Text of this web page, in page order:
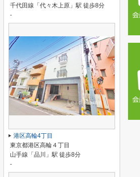
千代田線「代々木上原」駅 徒歩8分
-
港区高輪4丁目
東京都港区高輪４丁目
山手線「品川」駅 徒歩8分
-